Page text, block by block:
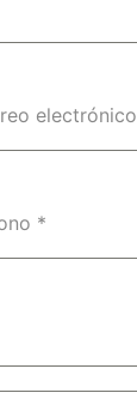
electrónico
*